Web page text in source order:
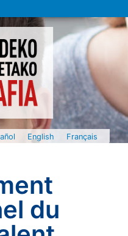
English Français
du